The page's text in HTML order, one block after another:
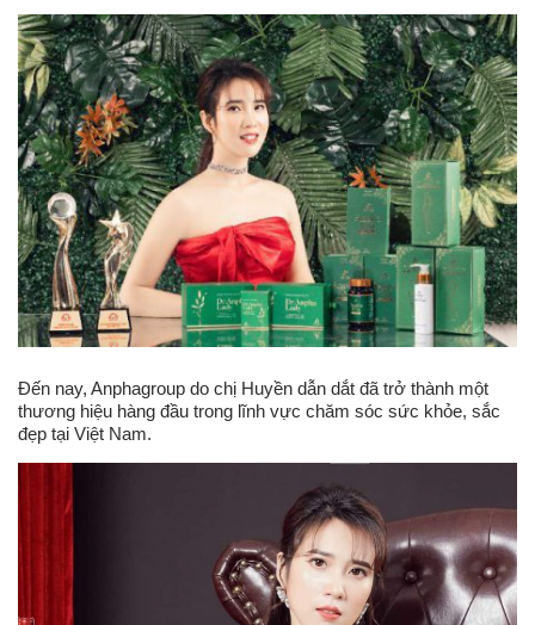
Đến nay, Anphagroup do chị Huyền dẫn dắt đã trở thành một
thương hiệu hàng đầu trong lĩnh vực chăm sóc sức khỏe, sắc
đẹp tại Việt Nam.